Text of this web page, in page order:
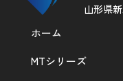
山形県
ホーム
MTシリーズ